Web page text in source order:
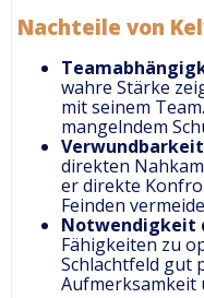
Nachteile von
wahre Stärke
mit seinem
mangelndem
direkten
er direkte
Feinden
Notwendigkeit
Fähigkeiten zu
Schlachtfeld gut